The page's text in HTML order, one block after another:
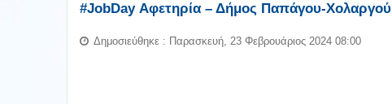
#JobDay Αφετηρία – Δήμος Παπάγου-Χολαργού
Δημοσιεύθηκε : Παρασκευή, 23 Φεβρουάριος 2024 08:00